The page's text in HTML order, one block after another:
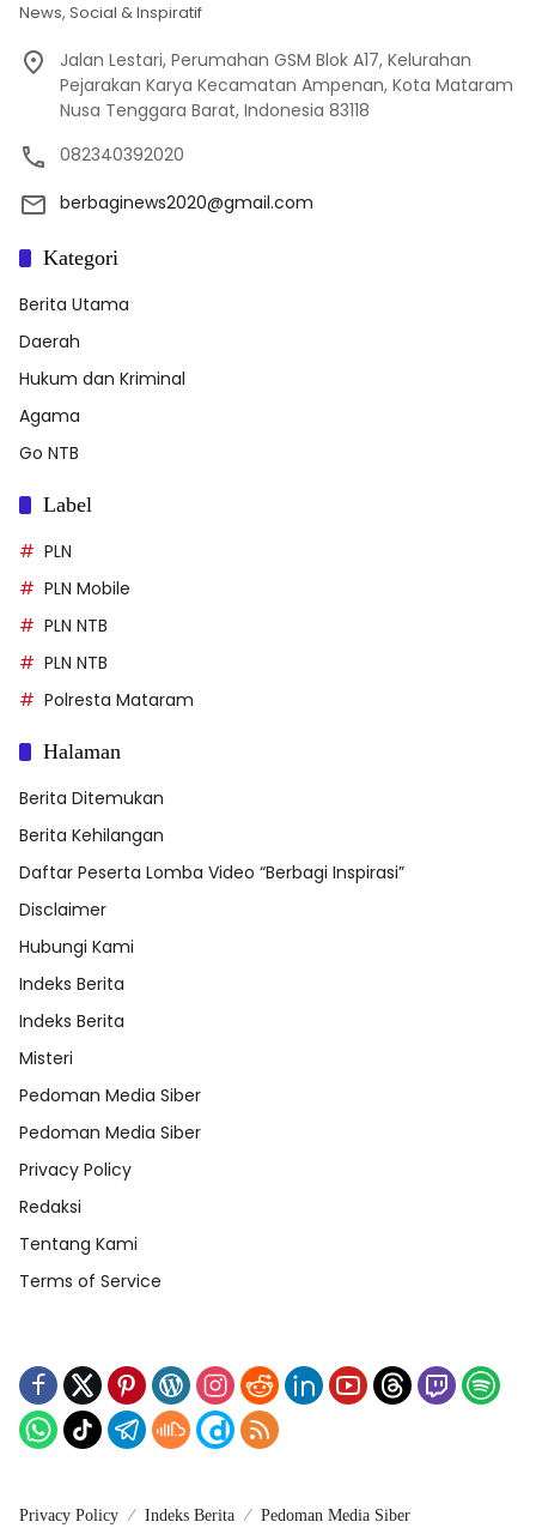
News, Social & Inspiratif
Jalan Lestari, Perumahan GSM Blok A17, Kelurahan
Pejarakan Karya Kecamatan Ampenan, Kota Mataram
Nusa Tenggara Barat, Indonesia 83118
082340392020
berbaginews2020@gmail.com
Kategori
Berita Utama
Daerah
Hukum dan Kriminal
Agama
Go NTB
Label
PLN
PLN Mobile
PLN NTB
PLN NTB
Polresta Mataram
Halaman
Berita Ditemukan
Berita Kehilangan
Daftar Peserta Lomba Video “Berbagi Inspirasi”
Disclaimer
Hubungi Kami
Indeks Berita
Indeks Berita
Misteri
Pedoman Media Siber
Pedoman Media Siber
Privacy Policy
Redaksi
Tentang Kami
Terms of Service
Privacy Policy Indeks Berita Pedoman Media Siber